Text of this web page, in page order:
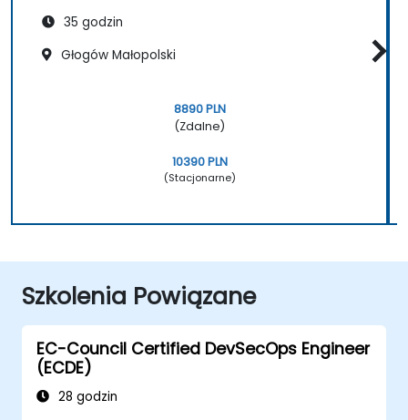
35 godzin
Głogów Małopolski
8890 PLN
(Zdalne)
10390 PLN
(Stacjonarne)
Szkolenia Powiązane
EC-Council Certified DevSecOps Engineer
(ECDE)
28 godzin